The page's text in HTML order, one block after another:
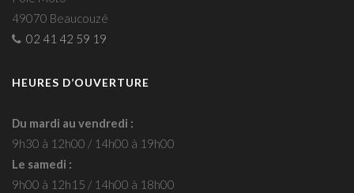
49070 Beaucouzé
02 41 42 59 19
HEURES D’OUVERTURE
Du mardi au vendredi :
9h30 à 12h00 / 14h00 à 19h00
Le samedi :
9h00 à 12h15 / 14h00 à 18h00